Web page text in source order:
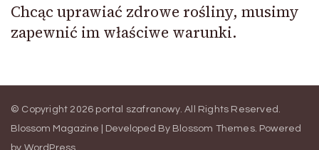
Chcąc uprawiać zdrowe rośliny, musimy
zapewnić im właściwe warunki.
© Copyright 2026 portal szafranowy. All Rights Reserved.
Blossom Magazine | Developed By Blossom Themes. Powered
by WordPress